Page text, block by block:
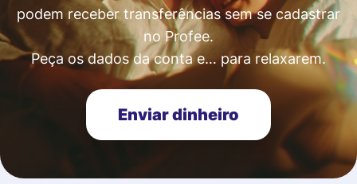
podem receber transferências sem se cadastrar
no Profee.
Peça os dados da conta e… para relaxarem.
Enviar dinheiro